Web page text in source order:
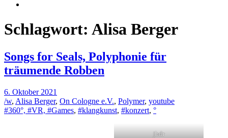
Schlagwort: Alisa Berger
Songs for Seals, Polyphonie für
träumende Robben
6. Oktober 2021
/w, Alisa Berger, On Cologne e.V., Polymer, youtube
#360°, #VR, #Games, #klangkunst, #konzert, °
jhdr